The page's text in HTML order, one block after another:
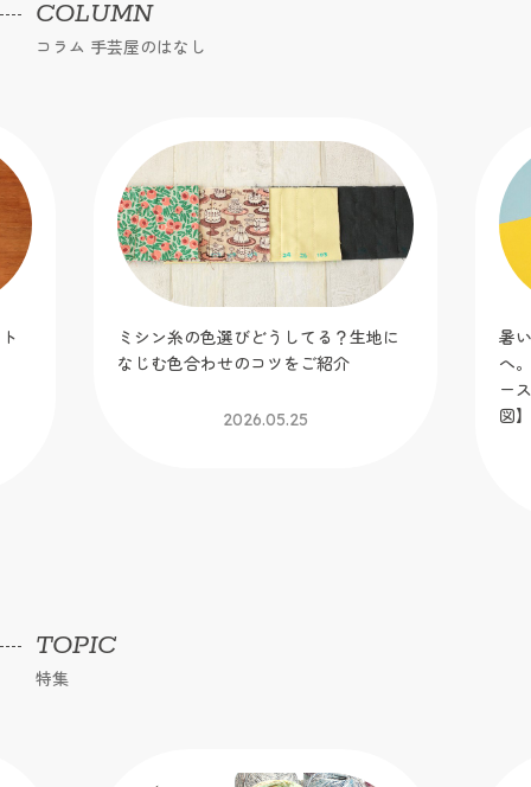
COLUMN
コラム 手芸屋のはなし
ミシン糸の色選びどうしてる？生地に
なじむ色合わせのコツをご紹介
2026.05.25
暑
へ
ー
図】
TOPIC
特集